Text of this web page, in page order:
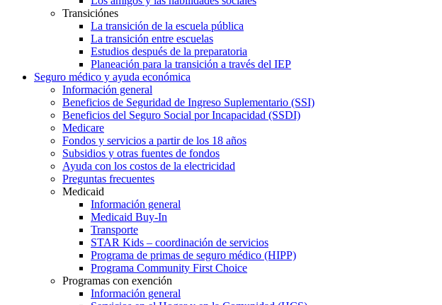
Transiciónes
La transición de la escuela pública
La transición entre escuelas
Estudios después de la preparatoria
Planeación para la transición a través del IEP
Seguro médico y ayuda económica
Información general
Beneficios de Seguridad de Ingreso Suplementario (SSI)
Beneficios del Seguro Social por Incapacidad (SSDI)
Medicare
Fondos y servicios a partir de los 18 años
Subsidios y otras fuentes de fondos
Ayuda con los costos de la electricidad
Preguntas frecuentes
Medicaid
Información general
Medicaid Buy-In
Transporte
STAR Kids – coordinación de servicios
Programa de primas de seguro médico (HIPP)
Programa Community First Choice
Programas con exención
Información general